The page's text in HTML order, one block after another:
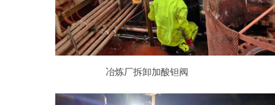
冶炼厂拆卸加酸钽阀